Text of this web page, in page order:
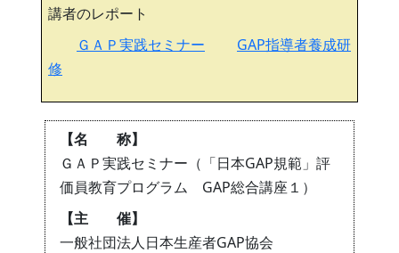
講者のレポート
ＧＡＰ実践セミナー
GAP指導者養成研
修
【名 称】
ＧＡＰ実践セミナー（「日本GAP規範」評
価員教育プログラム GAP総合講座１）
【主 催】
一般社団法人日本生産者GAP協会